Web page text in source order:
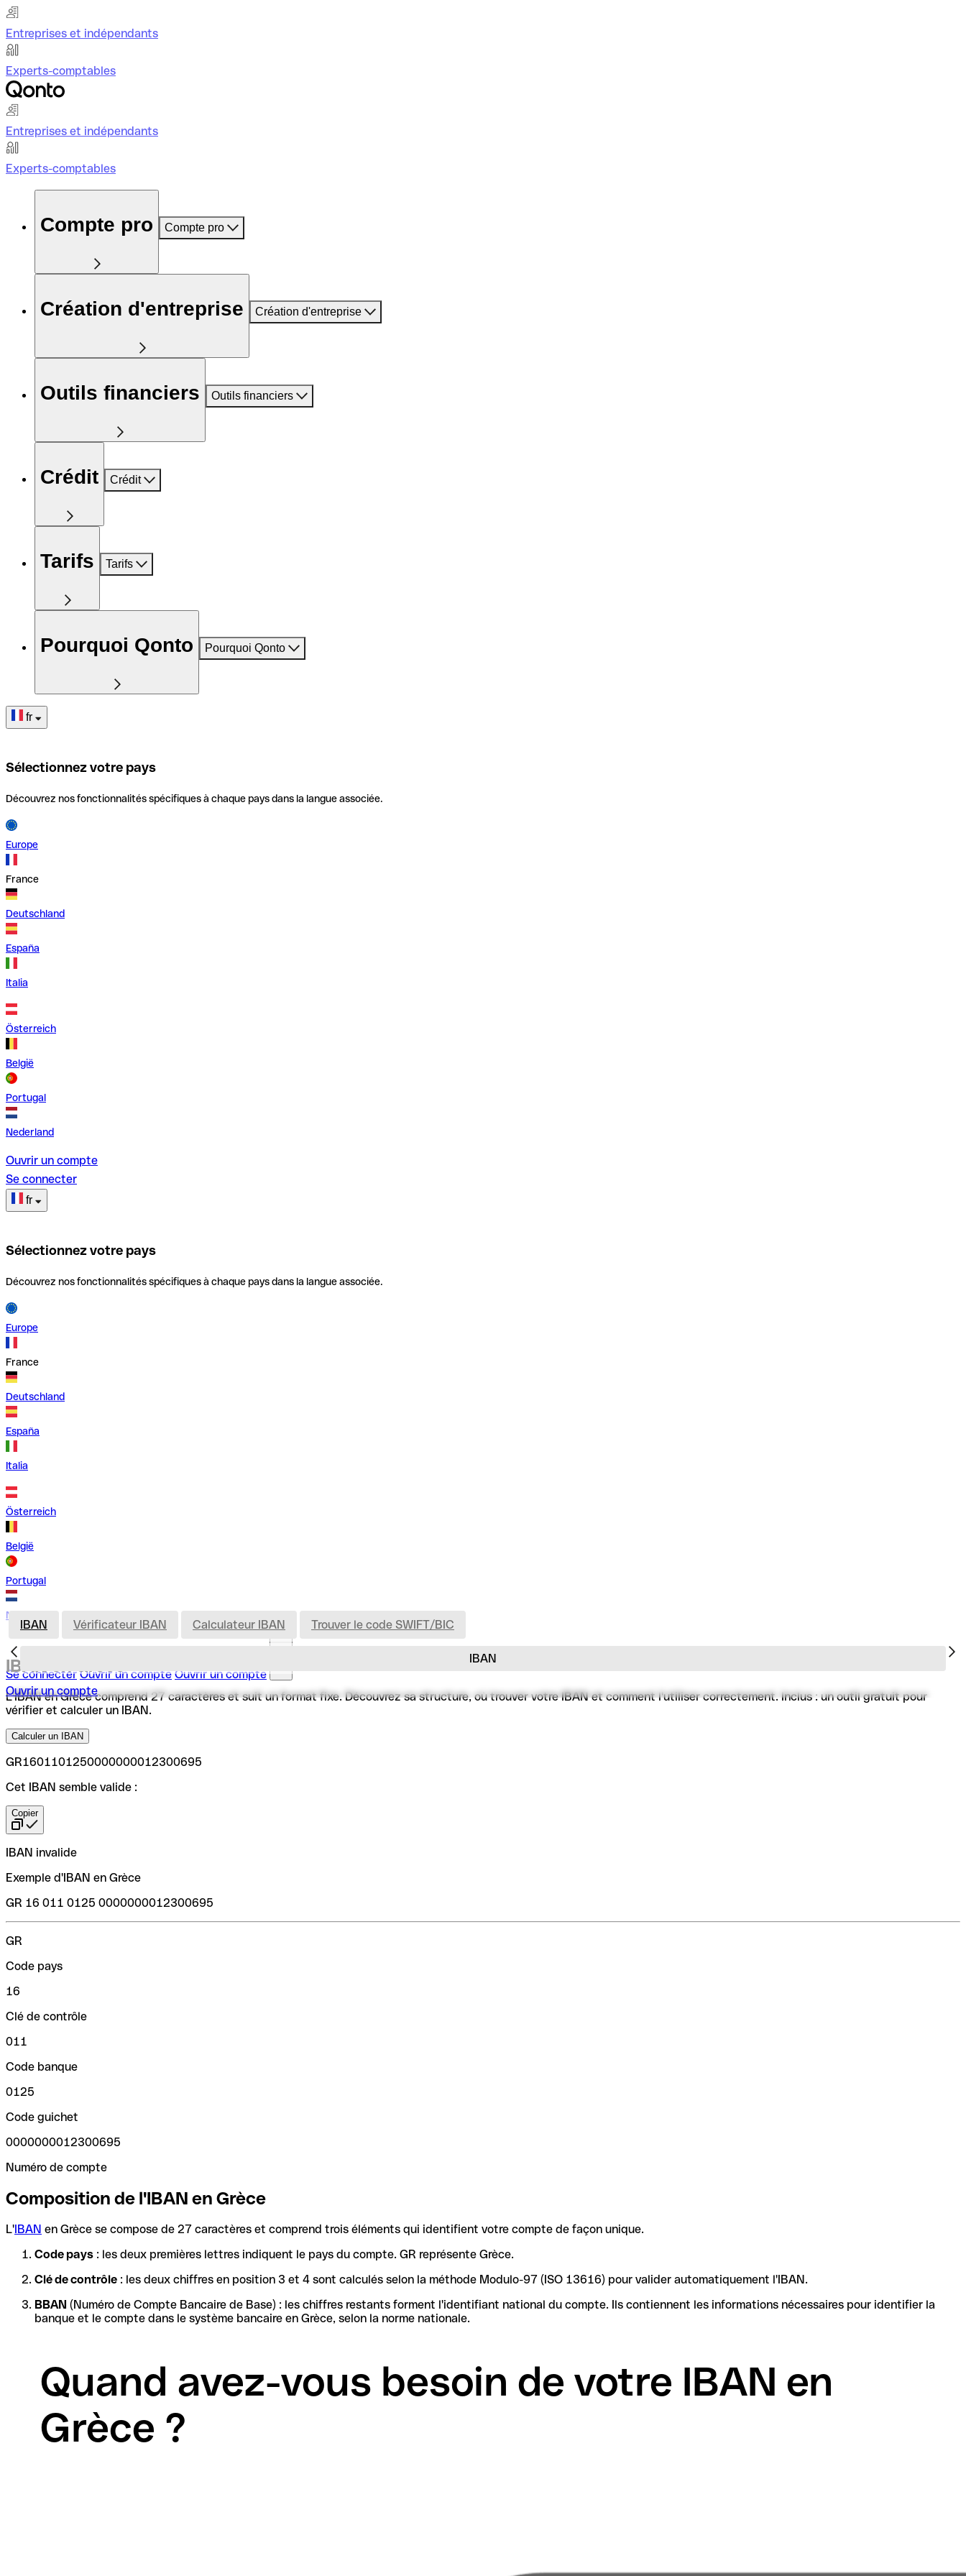
Entreprises et indépendants
Experts-comptables
Entreprises et indépendants
Experts-comptables
Compte pro Compte pro
Création d'entreprise Création d'entreprise
Outils financiers Outils financiers
Crédit Crédit
Tarifs Tarifs
Pourquoi Qonto Pourquoi Qonto
fr
Sélectionnez votre pays
Découvrez nos fonctionnalités spécifiques à chaque pays dans la langue associée.
Europe
France
Deutschland
España
Italia
Österreich
België
Portugal
Nederland
Ouvrir un compte
Se connecter
fr
Sélectionnez votre pays
Découvrez nos fonctionnalités spécifiques à chaque pays dans la langue associée.
Europe
France
Deutschland
España
Italia
Österreich
België
Portugal
Nederland
Se connecter Ouvrir un compte Ouvrir un compte
Ouvrir un compte
IBAN
IBAN Vérificateur IBAN Calculateur IBAN Trouver le code SWIFT/BIC
IBAN en Grèce
L'IBAN en Grèce comprend 27 caractères et suit un format fixe. Découvrez sa structure, où trouver votre IBAN et comment l'utiliser correctement. Inclus : un outil gratuit pour
vérifier et calculer un IBAN.
Calculer un IBAN
GR1601101250000000012300695
Cet IBAN semble valide :
Copier
IBAN invalide
Exemple d'IBAN en Grèce
GR 16 011 0125 0000000012300695
GR
Code pays
16
Clé de contrôle
011
Code banque
0125
Code guichet
0000000012300695
Numéro de compte
Composition de l'IBAN en Grèce
L'IBAN en Grèce se compose de 27 caractères et comprend trois éléments qui identifient votre compte de façon unique.
Code pays : les deux premières lettres indiquent le pays du compte. GR représente Grèce.
Clé de contrôle : les deux chiffres en position 3 et 4 sont calculés selon la méthode Modulo-97 (ISO 13616) pour valider automatiquement l'IBAN.
BBAN (Numéro de Compte Bancaire de Base) : les chiffres restants forment l'identifiant national du compte. Ils contiennent les informations nécessaires pour identifier la
banque et le compte dans le système bancaire en Grèce, selon la norme nationale.
Quand avez-vous besoin de votre IBAN en
Grèce ?